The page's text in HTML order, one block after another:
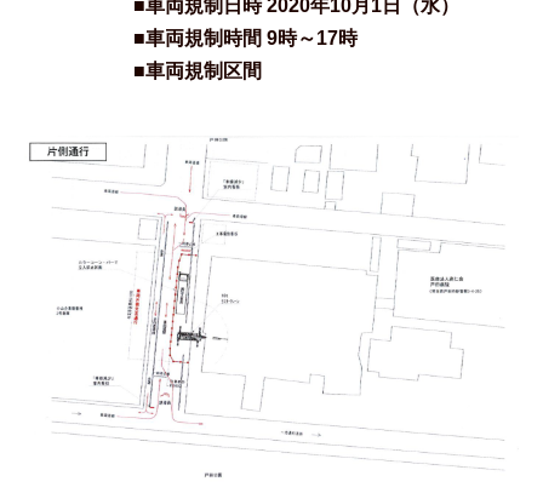
■車両規制日時 2020年10月1日（水）
■車両規制時間 9時～17時
■車両規制区間